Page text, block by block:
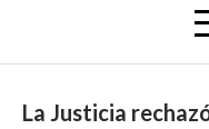
La Justicia